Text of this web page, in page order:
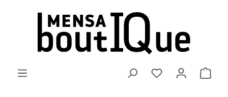
Zum Hauptinhalt springen
Du hast 0